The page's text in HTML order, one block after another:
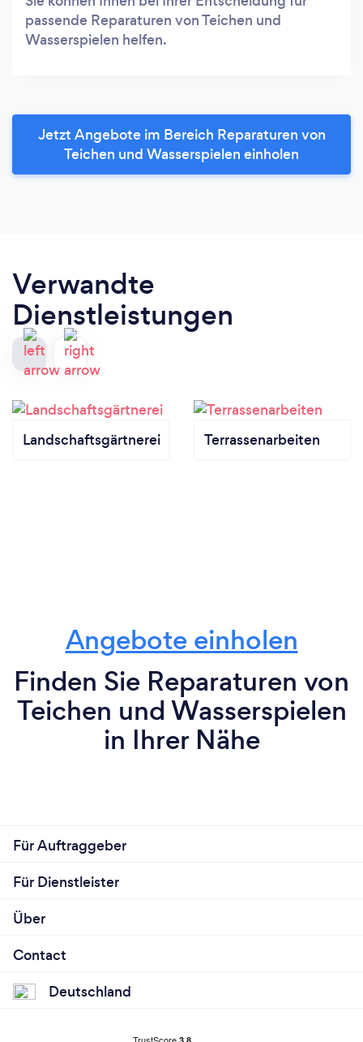
passende Reparaturen von Teichen und
Wasserspielen helfen.
Jetzt Angebote im Bereich Reparaturen von
Teichen und Wasserspielen einholen
Verwandte
Dienstleistungen
Landschaftsgärtnerei Terrassenarbeiten
Angebote einholen
Finden Sie Reparaturen von
Teichen und Wasserspielen
in Ihrer Nähe
Für Auftraggeber
Für Dienstleister
Über
Contact
Deutschland